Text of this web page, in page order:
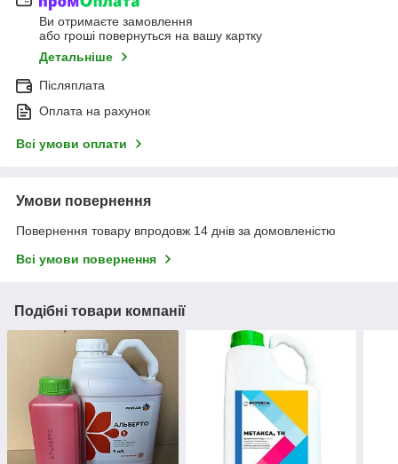
Ви отримаєте замовлення
або гроші повернуться на вашу картку
Детальніше
Післяплата
Оплата на рахунок
Всі умови оплати
Умови повернення
Повернення товару впродовж 14 днів за домовленістю
Всі умови повернення
Подібні товари компанії